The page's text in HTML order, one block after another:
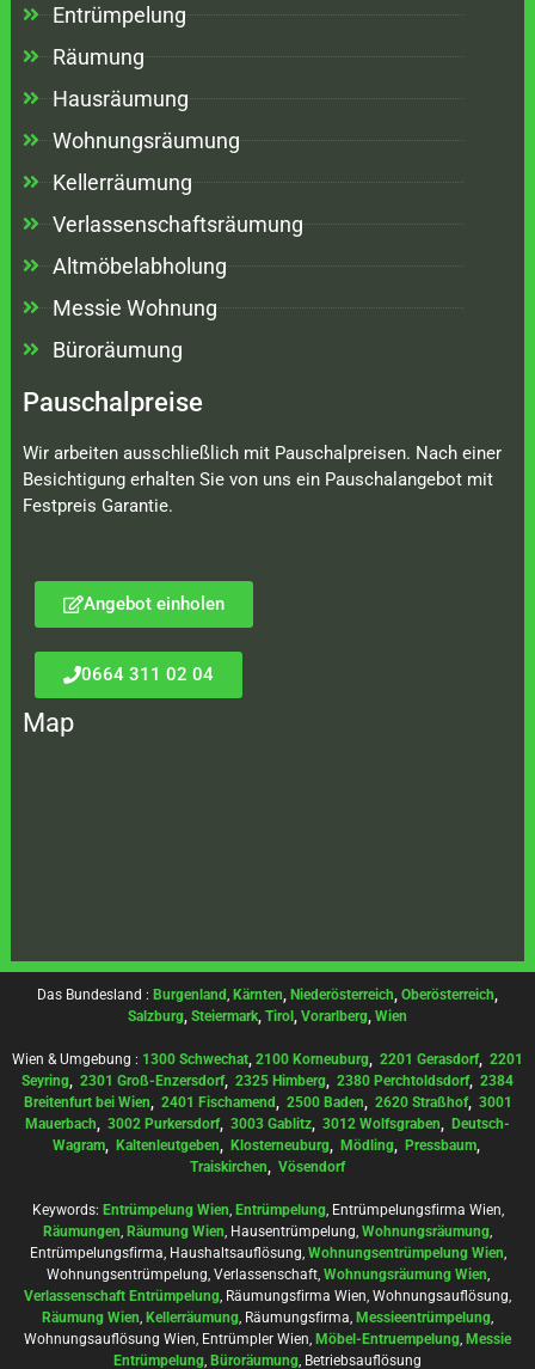
Entrümpelung
Räumung
Hausräumung
Wohnungsräumung
Kellerräumung
Verlassenschaftsräumung
Altmöbelabholung
Messie Wohnung
Büroräumung
Pauschalpreise
Wir arbeiten ausschließlich mit Pauschalpreisen. Nach einer
Besichtigung erhalten Sie von uns ein Pauschalangebot mit
Festpreis Garantie.
Angebot einholen
0664 311 02 04
Map
Das Bundesland : Burgenland, Kärnten, Niederösterreich, Oberösterreich,
Salzburg, Steiermark, Tirol , Vorarlberg, Wien
Wien & Umgebung : 1300 Schwechat, 2100 Korneuburg, 2201 Gerasdorf, 2201
Seyring, 2301 Groß-Enzersdorf, 2325 Himberg, 2380 Perchtoldsdorf, 2384
Breitenfurt bei Wien, 2401 Fischamend, 2500 Baden, 2620 Straßhof, 3001
Mauerbach, 3002 Purkersdorf, 3003 Gablitz, 3012 Wolfsgraben, Deutsch-
Wagram, Kaltenleutgeben, Klosterneuburg, Mödling, Pressbaum,
Traiskirchen, Vösendorf
Keywords: Entrümpelung Wien, Entrümpelung, Entrümpelungsfirma Wien,
Räumungen, Räumung Wien, Hausentrümpelung, Wohnungsräumung,
Entrümpelungsfirma, Haushaltsauflösung, Wohnungsentrümpelung Wien,
Wohnungsentrümpelung, Verlassenschaft, Wohnungsräumung Wien,
Verlassenschaft Entrümpelung, Räumungsfirma Wien, Wohnungsauflösung,
Räumung Wien, Kellerräumung, Räumungsfirma, Messieentrümpelung,
Wohnungsauflösung Wien, Entrümpler Wien, Möbel-Entruempelung, Messie
Entrümpelung, Büroräumung, Betriebsauflösung